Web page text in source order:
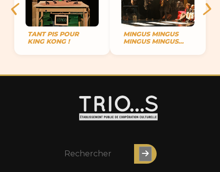
TANT PIS POUR
KING KONG !
MINGUS MINGUS
MINGUS MINGUS